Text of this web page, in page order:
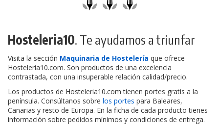
Hosteleria10. Te ayudamos a triunfar
Visita la sección Maquinaria de Hostelería que ofrece
Hosteleria10.com. Son productos de una excelencia
contrastada, con una insuperable relación calidad/precio.
Los productos de Hosteleria10.com tienen portes gratis a la
península. Consúltanos sobre los portes para Baleares,
Canarias y resto de Europa. En la ficha de cada producto tienes
información sobre pedidos mínimos y condiciones de entrega.